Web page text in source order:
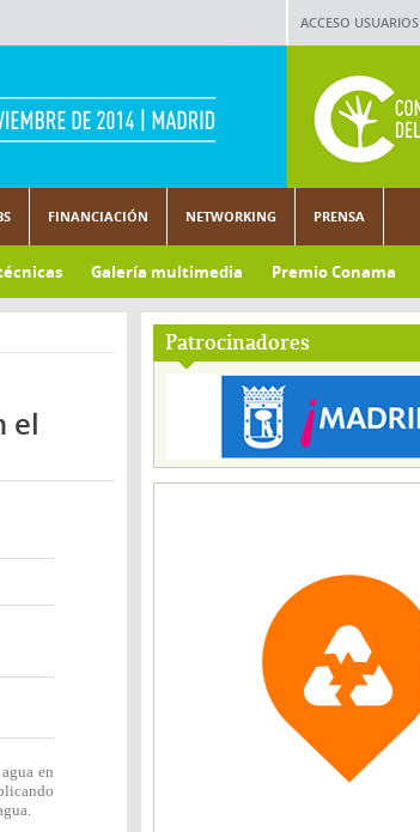
ACCESO USUARIOS
FINANCIACIÓN NETWORKING PRENSA
Galería multimedia Premio Conama
Patrocinadores
el
en